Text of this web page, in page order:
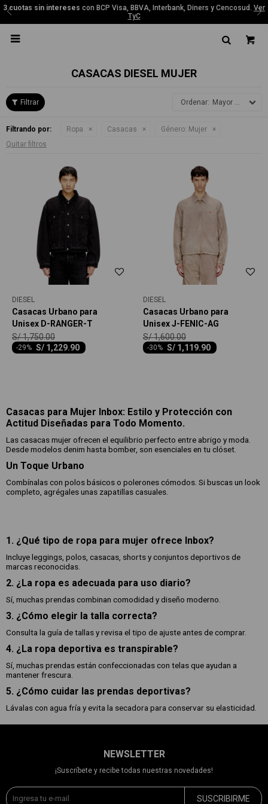
3 cuotas sin intereses con BCP Visa, BBVA, Interbank, Diners y Cencosud. Ver
TyC

CASACAS DIESEL MUJER
Mayor precio
Filtrando por: Ropa Casacas Género: Mujer
Quitar filtros
DIESEL
Casacas Urbano para
Unisex D-RANGER-T
S/ 1,229.90
-29
S/1,750.00
DIESEL
Casacas Urbano para
Unisex J-FENIC-AG
S/ 1,119.90
-30
S/1,600.00
Casacas para Mujer Inbox: Estilo y Protección con
Actitud Diseñadas para Todo Momento.
Las casacas mujer ofrecen el equilibrio perfecto entre abrigo y moda.
Desde modelos denim hasta bomber, son esenciales en tu clóset.
Un Toque Urbano
Combínalas con polos básicos o polerones cómodos. Si buscas un look
completo, agrégales unas zapatillas casuales.
1. ¿Qué tipo de ropa para mujer ofrece Inbox?
Incluye leggings, polos, casacas, shorts y conjuntos deportivos de
marcas reconocidas.
2. ¿La ropa es adecuada para uso diario?
Sí, muchas prendas combinan comodidad y diseño moderno.
3. ¿Cómo elegir la talla correcta?
Consulta la guía de tallas y revisa el tipo de ajuste antes de comprar.
4. ¿La ropa deportiva es transpirable?
Sí, muchas prendas están confeccionadas con telas que ayudan a
mantener frescura.
5. ¿Cómo cuidar las prendas deportivas?
Lávalas con agua fría y evita la secadora para conservar su elasticidad.
NEWSLETTER
¡Suscríbete y recibe todas nuestras novedades!
SUSCRIBIRME